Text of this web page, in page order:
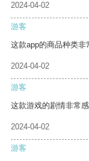
2024-04-02
游客
这款app的商品种类非
2024-04-02
游客
这款游戏的剧情非常
2024-04-02
游客